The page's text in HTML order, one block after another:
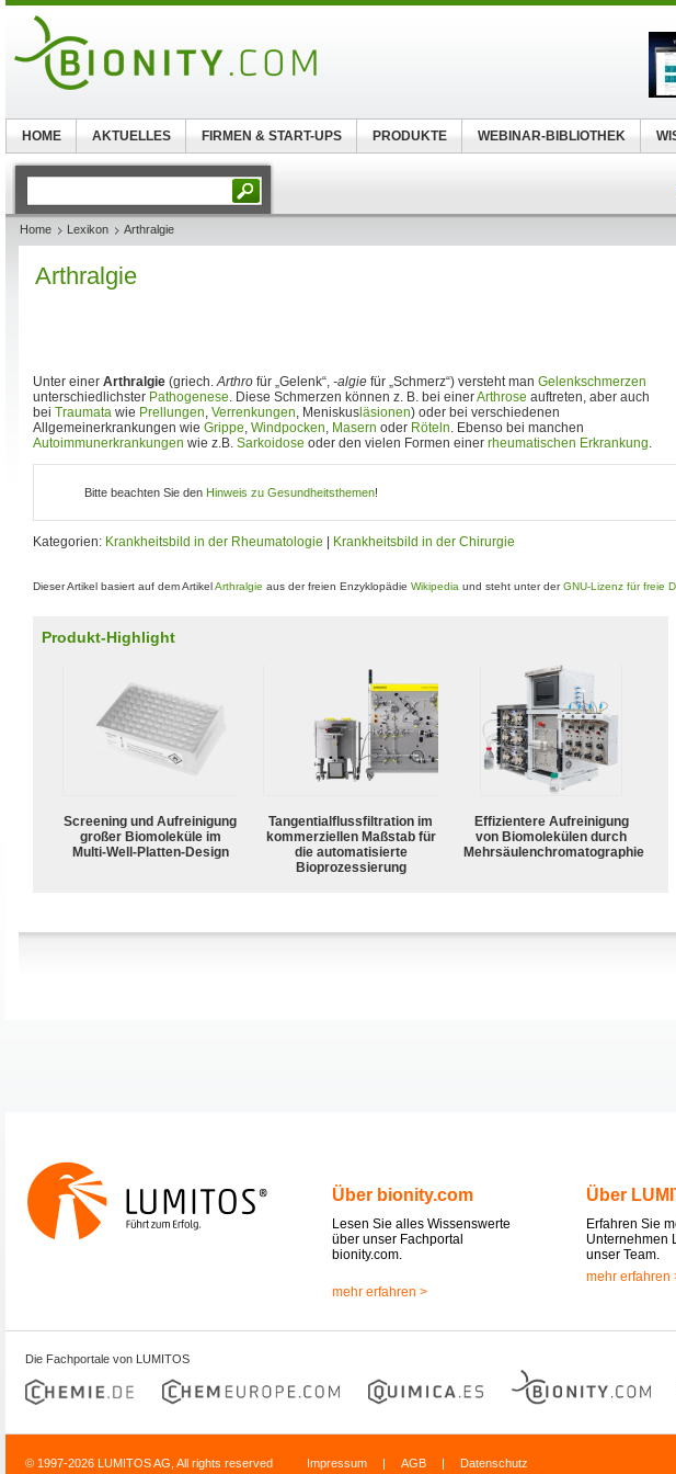
Home Lexikon Arthralgie
Arthralgie
Unter einer Arthralgie (griech.Arthro für „Gelenk“, -algie für „Schmerz“) versteht man Gelenkschmerzen
unterschiedlichster Pathogenese. Diese Schmerzen können z. B. bei einerArthrose auftreten, aber auch
bei Traumata wie Prellungen, Verrenkungen, Meniskus läsionen) oder bei verschiedenen
Allgemeinerkrankungen wie Grippe, Windpocken, Masern oder Röteln. Ebenso bei manchen
Autoimmunerkrankungen wie z.B. Sarkoidose oder den vielen Formen einer rheumatischen Erkrankung.
Bitte beachten Sie den Hinweis zu Gesundheitsthemen!
Kategorien: Krankheitsbild in der Rheumatologie Krankheitsbild in der Chirurgie
Dieser Artikel basiert auf dem ArtikelArthralgie aus der freien Enzyklopädie Wikipedia und steht unter derGNU-Lizenz für freie
Produkt-Highlight
Screening und Aufreinigung
großer Biomoleküle im
Multi-Well-Platten-Design
Tangentialflussfiltration im
kommerziellen Maßstab für
die automatisierte
Bioprozessierung
Effizientere Aufreinigung
von Biomolekülen durch
Mehrsäulenchromatographie
Über bionity.com
Lesen Sie alles Wissenswerte
über unser Fachportal
bionity.com.
mehr erfahren >
Über
Erfahren Sie
Unternehmen
unser Team.
mehr erfahren
Die Fachportale von LUMITOS
© 1997-2026 LUMITOS AG, All rights reserved Impressum | AGB | Datenschutz
HOME AKTUELLES FIRMEN & START-UPS PRODUKTE WEBINAR-BIBLIOTHEK